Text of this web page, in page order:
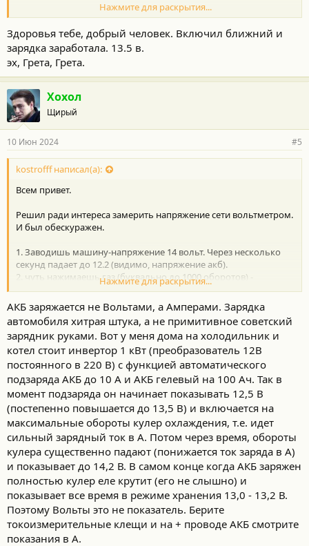
П.С. Наблюдаю за RAV 4 XA 50 , цифры зарядки - 12.6 -14.1 . Итог -
если владелец не заряжает аккум стационарным устройством ,
например раз в 3-4-6 мес , аккум часто через 3 года -труп (
канеш , регулярный недозаряд )
Нажмите для раскрытия...
Здоровья тебе, добрый человек. Включил ближний и
зарядка заработала. 13.5 в.
эх, Грета, Грета.
Хохол
Щирый
10 Июн 2024 #5
kostrofff написал(а):
Всем привет.
Решил ради интереса замерить напряжение сети вольтметром.
И был обескуражен.
1. Заводишь машину-напряжение 14 вольт. Через несколько
секунд падает до 12.2 (видимо, напряжение акб).
2. чуть нажимаешь газ (буквально до 1000 оборотов) -
поднимается до 14 вольт и держится пока держишь ногу на
педали. Отпускаешь педаль- напряжение падает до 12.2.
3. В движении какая то своя жизнь у генератора. То покажет
13.7-14, то упадет до 12.2. Но когда идешь по трассе (обороты
1500), то 12.2.
Как то так. Печально.
Нажмите для раскрытия...
АКБ заряжается не Вольтами, а Амперами. Зарядка
автомобиля хитрая штука, а не примитивное советский
зарядник руками. Вот у меня дома на холодильник и
котел стоит инвертор 1 кВт (преобразователь 12В
постоянного в 220 В) с функцией автоматического
подзаряда АКБ до 10 А и АКБ гелевый на 100 Ач. Так в
момент подзаряда он начинает показывать 12,5 В
(постепенно повышается до 13,5 В) и включается на
максимальные обороты кулер охлаждения, т.е. идет
сильный зарядный ток в А. Потом через время, обороты
кулера существенно падают (понижается ток заряда в А)
и показывает до 14,2 В. В самом конце когда АКБ заряжен
полностью кулер еле крутит (его не слышно) и
показывает все время в режиме хранения 13,0 - 13,2 В.
Поэтому Вольты это не показатель. Берите
токоизмерительные клещи и на + проводе АКБ смотрите
показания в А.